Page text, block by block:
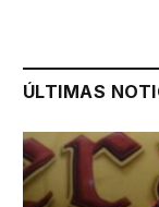
ÚLTIMAS